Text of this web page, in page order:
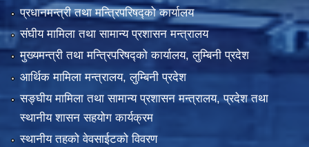
प्रधानमन्त्री तथा मन्त्रिपरिषद्को कार्यालय
संघीय मामिला तथा सामान्य प्रशासन मन्त्रालय
मुख्यमन्त्री तथा मन्त्रिपरिषद्को कार्यालय, लुम्बिनी प्रदेश
आर्थिक मामिला मन्त्रालय, लुम्बिनी प्रदेश
सङ्घीय मामिला तथा सामान्य प्रशासन मन्त्रालय, प्रदेश तथा
स्थानीय शासन सहयोग कार्यक्रम
स्थानीय तहको वेवसाईटको विवरण